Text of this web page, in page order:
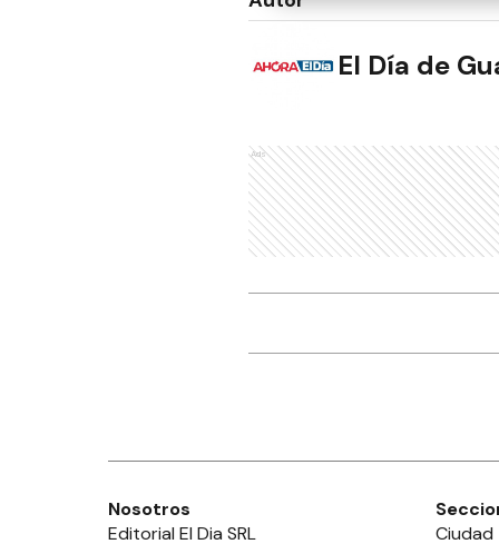
El Día de
Ads
Nosotros
Editorial El Dia SRL
Ciudad